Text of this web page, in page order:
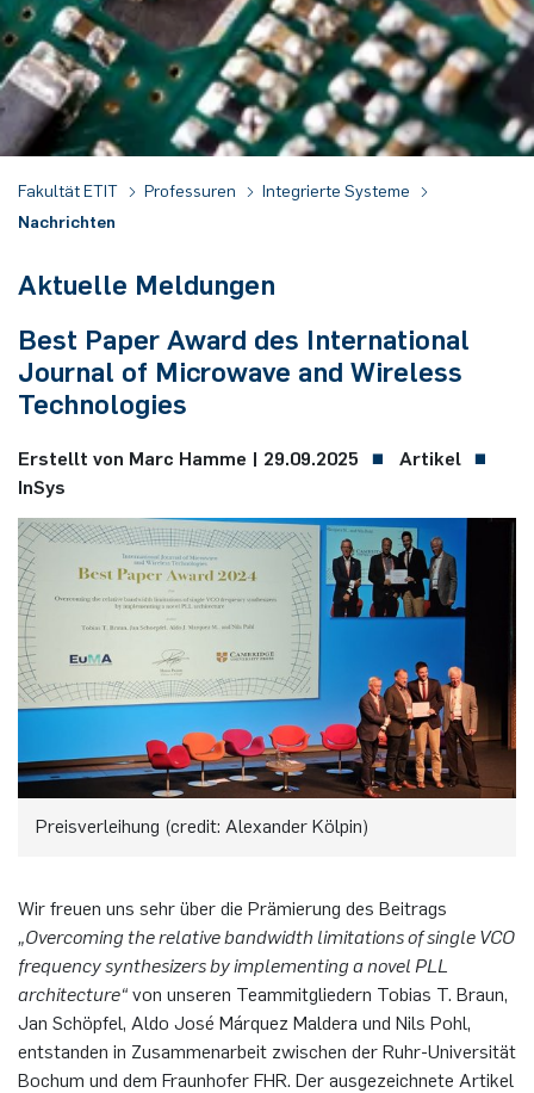
Fakultät ETIT Professuren
Integrierte Systeme
Nachrichten
Aktuelle Meldungen
Best Paper Award des International
Journal of Microwave and Wireless
Technologies
Erstellt von Marc Hamme | 29.09.2025
Artikel
InSys
Preisverleihung (credit: Alexander Kölpin)
Wir freuen uns sehr über die Prämierung des Beitrags
„Overcoming the relative bandwidth limitations of single VCO
frequency synthesizers by implementing a novel PLL
architecture“ von unseren Teammitgliedern Tobias T. Braun,
Jan Schöpfel, Aldo José Márquez Maldera und Nils Pohl,
entstanden in Zusammenarbeit zwischen der Ruhr-Universität
Bochum und dem Fraunhofer FHR. Der ausgezeichnete Artikel
Akademische Feier 2018
Akademische Feier 2017
CrossING-2017
Ausbildung
Informationen für Unternehmen
Plaque-CharM
PluTO
Terahertz-NRW
Kommunikationstechnik
Medizintechnik
Duales Studium / Praxisintegrierendes ­Studium
Studium mit Forschungspraxis
Österreich
Polen
Spanien
Tschechien
Türkei
Ungarn
Studienfachberatung
Prüfungsamt ETIT